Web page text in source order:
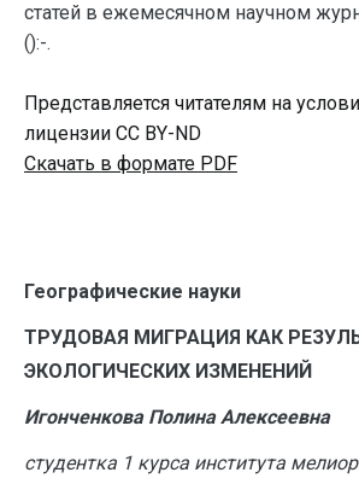
статей в ежемесячном научном
():-.
Представляется читателям на
лицензии CC BY-ND
Скачать в формате PDF
Географические науки
ТРУДОВАЯ МИГРАЦИЯ КАК
ЭКОЛОГИЧЕСКИХ ИЗМЕНЕНИЙ
Игонченкова Полина Алексеевна
студентка 1 курса института